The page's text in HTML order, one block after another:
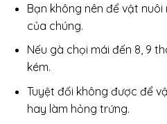
Bạn không nên để vật
của chúng.
Nếu gà chọi mái đến 8, 9
kém.
Tuyệt đối không được để
hay làm hỏng trứng.